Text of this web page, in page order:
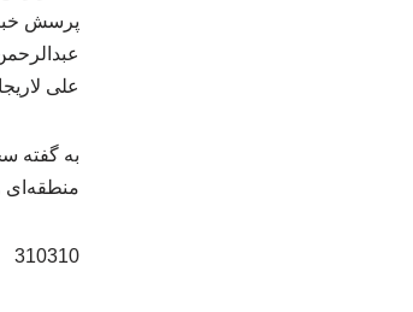
پرسش
علی
به گفته
منطقه‌ای
310310